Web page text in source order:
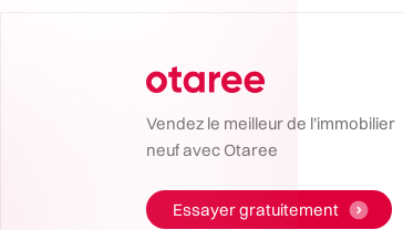
Vendez le meilleur de l’immobilier
neuf avec Otaree
Essayer gratuitement